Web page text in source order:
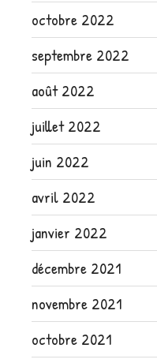
octobre 2022
septembre 2022
août 2022
juillet 2022
juin 2022
avril 2022
janvier 2022
décembre 2021
novembre 2021
octobre 2021